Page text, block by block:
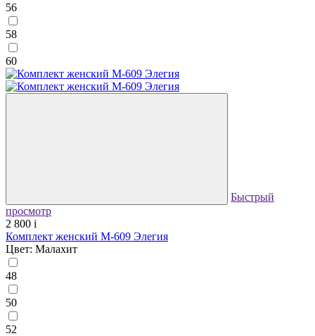
56
58
60
Быстрый
просмотр
2 800 i
Комплект женский М-609 Элегия
Цвет: Малахит
48
50
52